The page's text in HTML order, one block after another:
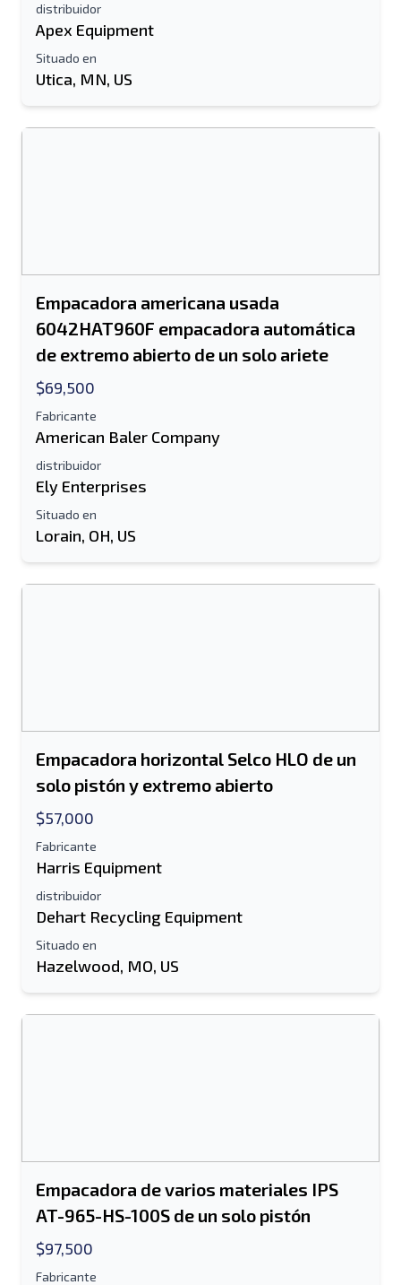
Send a Message
Nombre completo
Dirección de correo electrónico
distribuidor
Apex Equipment
Situado en
Utica, MN, US
Empacadora americana usada
6042HAT960F empacadora automática
de extremo abierto de un solo ariete
$69,500
Fabricante
American Baler Company
distribuidor
Ely Enterprises
Situado en
Lorain, OH, US
Empacadora horizontal Selco HLO de un
solo pistón y extremo abierto
$57,000
Fabricante
Harris Equipment
distribuidor
Dehart Recycling Equipment
Situado en
Hazelwood, MO, US
Empacadora de varios materiales IPS
AT-965-HS-100S de un solo pistón
$97,500
Fabricante
Se requiere el campo de dirección de
correo electrónico o número de teléfono
Enviar listado a correo electrónico
Listado de mensajes de texto al dispositivo
móvil